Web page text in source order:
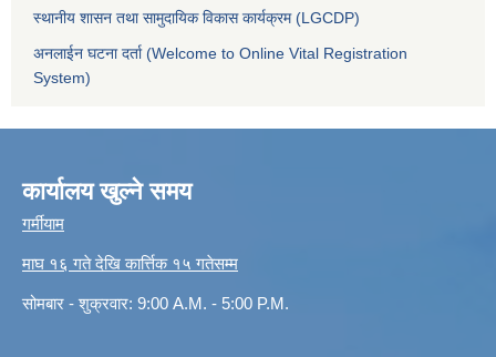
स्थानीय शासन तथा सामुदायिक विकास कार्यक्रम (LGCDP)
अनलाईन घटना दर्ता (Welcome to Online Vital Registration
System)
कार्यालय खुल्ने समय
गर्मीयाम
माघ १६ गते देखि कार्त्तिक १५ गतेसम्म
सोमबार - शुक्रवार: 9:00 A.M. - 5:00 P.M.